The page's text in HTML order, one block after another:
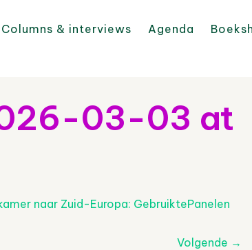
Columns & interviews Agenda
03-03 at
naar Zuid-Europa: GebruiktePanelen
Volgende →